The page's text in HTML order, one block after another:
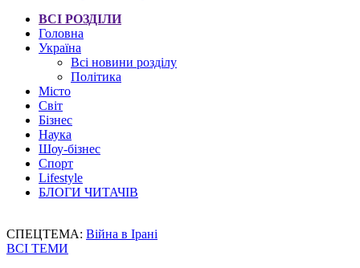
ВСІ РОЗДІЛИ
Головна
Україна
Всі новини розділу
Політика
Місто
Світ
Бізнес
Наука
Шоу-бізнес
Спорт
Lifestyle
БЛОГИ ЧИТАЧІВ
СПЕЦТЕМА: Війна в Ірані
ВСІ ТЕМИ